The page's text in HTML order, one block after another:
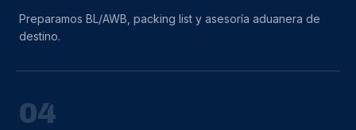
Preparamos BL/AWB, packing list y asesoría aduanera de
destino.
04